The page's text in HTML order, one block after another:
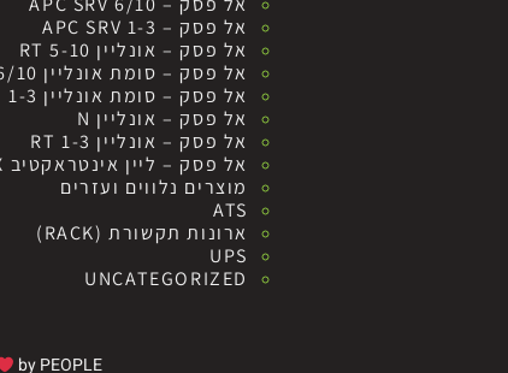
אל פסק – APC SRV 1-3
אל פסק – אונליין RT 5-10
אל פסק – סומת אונליין 6/10
אל פסק – סומת אונליין 1-3
אל פסק – אונליין N
אל פסק – אונליין RT 1-3
אל פסק – ליין אינטראקטיב VX
מוצרים נלווים ועזרים
ATS
ארונות תקשורת (RACK)
UPS
UNCATEGORIZED
by PEOPLE